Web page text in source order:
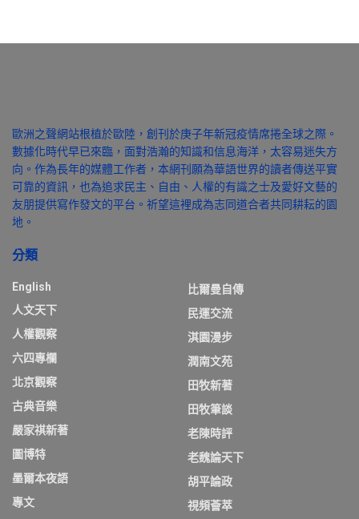
歐洲之聲網站根植於歐陸，創刊於庚子年新冠疫情席捲全球之際。
數據化時代早已來臨，面對浩瀚的知識和信息海洋，太容易迷失方
向。作為長年的媒體工作者，本網刊願為華語世界的讀者傳送平實
可靠的資訊，也為追求民主、自由、人權的有識之士及愛好文藝的
友朋提供寫作發文的平台。祈望這裡成為志同道合者共同耕耘的園
地。
分類
English
人文天下
人權觀察
六四專欄
北京觀察
古典音樂
嚴家祺新著
圖博特
墨爾本夜語
專文
比爾曼自傳
民運交流
淇園漫步
潤南文苑
田牧新著
田牧筆談
老陳時評
老魏論天下
胡平論政
視頻薈萃